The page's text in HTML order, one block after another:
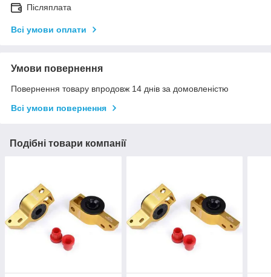
Післяплата
Всі умови оплати
Умови повернення
Повернення товару впродовж 14 днів за домовленістю
Всі умови повернення
Подібні товари компанії